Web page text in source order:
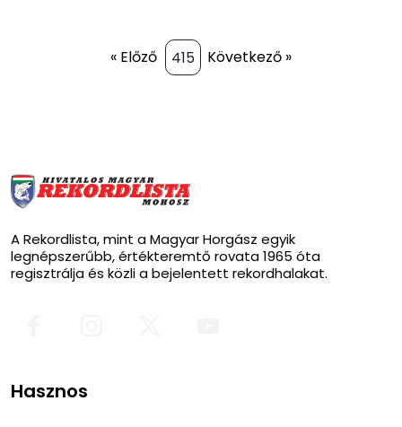
« Előző Következő »
A Rekordlista, mint a Magyar Horgász egyik
legnépszerűbb, értékteremtő rovata 1965 óta
regisztrálja és közli a bejelentett rekordhalakat.
Hasznos